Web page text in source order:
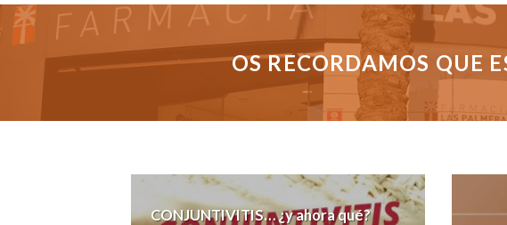
OS RECORDAMOS QUE
CONJUNTIVITIS… ¿y ahora qué?